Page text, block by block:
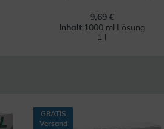
9,69 €
Inhalt 1000 ml Lösung
1 l
GRATIS
Versand